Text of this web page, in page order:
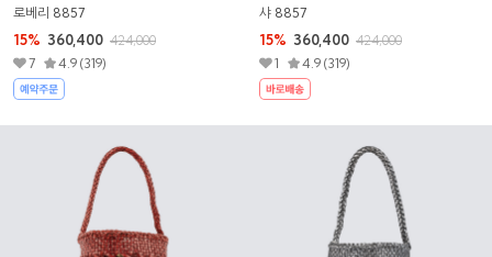
로베리 8857
15% 360,400 424,000
7
4.9 (319)
샤 8857
15% 360,400 424,000
1
4.9 (319)